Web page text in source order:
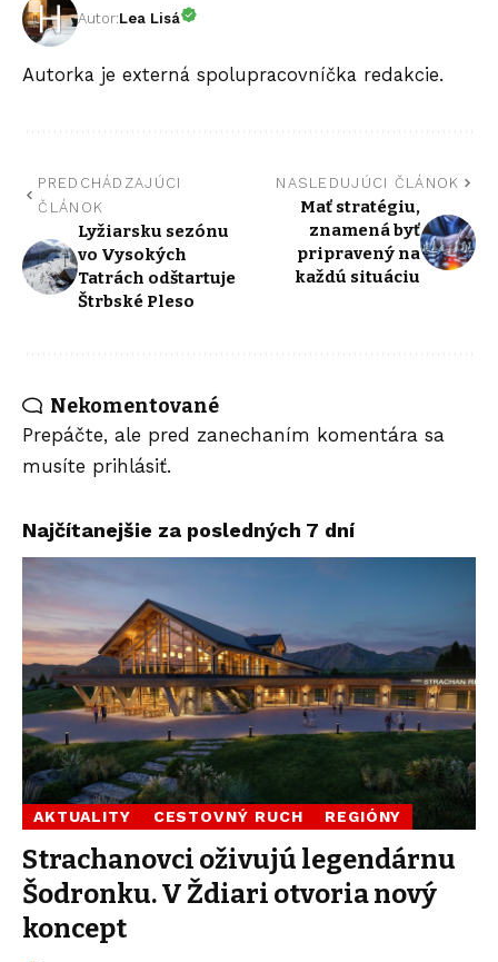
Autor:Lea Lisá
Autorka je externá spolupracovníčka redakcie.
PREDCHÁDZAJÚCI
ČLÁNOK
Lyžiarsku sezónu
vo Vysokých
Tatrách odštartuje
Štrbské Pleso
NASLEDUJÚCI ČLÁNOK
Mať stratégiu,
znamená byť
pripravený na
každú situáciu
Nekomentované
Prepáčte, ale pred zanechaním komentára sa
musíte prihlásiť.
Najčítanejšie za posledných 7 dní
AKTUALITY CESTOVNÝ RUCH REGIÓNY
Strachanovci oživujú legendárnu
Šodronku. V Ždiari otvoria nový
koncept